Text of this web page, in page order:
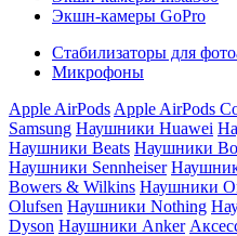
Экшн-камеры GoPro
Стабилизаторы для
Микрофоны
Apple AirPods Apple AirPods
Samsung Наушники Huawei
Наушники Beats Наушники
Наушники Sennheiser
Bowers & Wilkins Наушники
Olufsen Наушники Nothing
Dyson Наушники Anker